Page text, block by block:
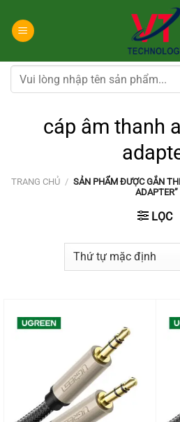
đến
dung
Tìm
kiếm:
cáp âm thanh
TRANG CHỦ / SẢN PHẨM ĐƯỢC GẮN
ADAPTER”
LỌC